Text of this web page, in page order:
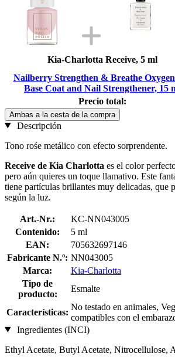
Kia-Charlotta Receive, 5 ml
Nailberry Strengthen & Breathe
Base Coat and Nail Strengthener, 15
Precio total:
Ambas a la cesta de la compra
Descripción
Tono rośe metálico con efecto sorprendente.
Receive de Kia Charlotta es el color
pero aún quieres un toque llamativo. Este
tiene partículas brillantes muy delicadas, que
según la luz.
Art.-Nr.:
KC-NN043005
Contenido:
5 ml
EAN:
705632697146
Fabricante N.º: NN043005
Marca:
Kia-Charlotta
Tipo de
producto:
Esmalte
Características:
No testado en animales,
compatibles con el
Ingredientes (INCI)
Ethyl Acetate, Butyl Acetate, Nitrocellulose,